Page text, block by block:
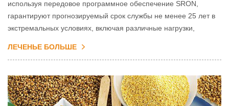
используя передовое программное обеспечение SRON,
гарантируют прогнозируемый срок службы не менее 25 лет в
экстремальных условиях, включая различные нагрузки,
коррозионную стойкость.
ЛЕЧЕНЬЕ БОЛЬШЕ